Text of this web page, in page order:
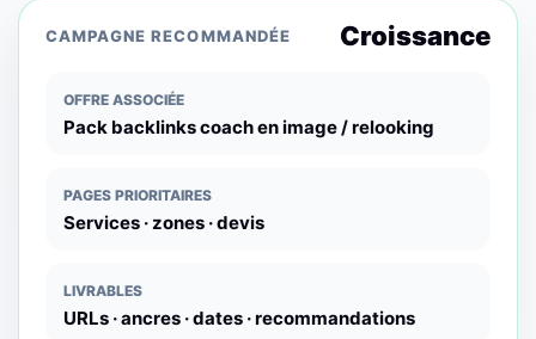
CAMPAGNE RECOMMANDÉE Croissance
OFFRE ASSOCIÉE
Pack backlinks coach en image / relooking
PAGES PRIORITAIRES
Services · zones · devis
LIVRABLES
URLs · ancres · dates · recommandations